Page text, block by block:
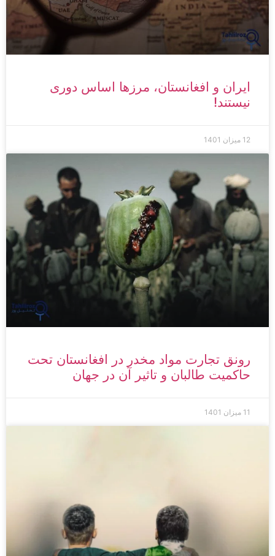
ایران و افغانستان، مرزها اساس دوری
نیستند!
12 میزان 1401
رونق تجارت مواد مخدر در افغانستان تحت
حاکمیت طالبان و تاثیر آن در جهان
11 میزان 1401